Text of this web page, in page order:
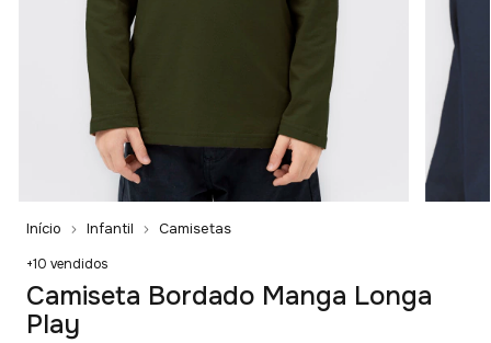
Início Infantil Camisetas
+10 vendidos
Camiseta Bordado Manga Longa
Play